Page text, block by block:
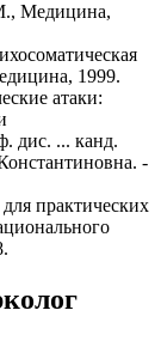
Медицина,
1999.
атаки:
дис. ... канд.
-
практических